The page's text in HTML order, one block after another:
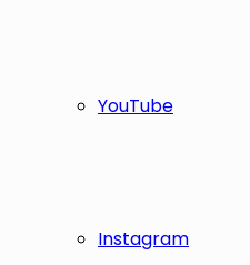
YouTube
Instagram